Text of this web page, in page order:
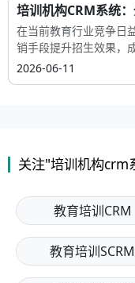
培训机构CRM系统
在当前教育行业竞争日
销手段提升招生效果，
2026-06-11
关注"培训机构crm
教育培训CRM
教育培训SCRM